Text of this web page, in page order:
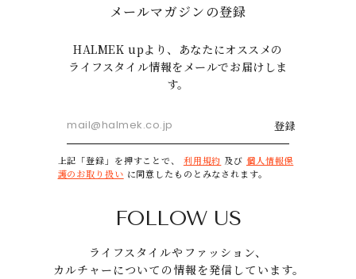
メールマガジンの登録
HALMEK upより、あなたにオススメの
ライフスタイル情報をメールでお届けしま
す。
登録
上記「登録」を押すことで、 利用規約 及び 個人情報保
護のお取り扱い に同意したものとみなされます。
FOLLOW US
ライフスタイルやファッション、
カルチャーについての情報を発信しています。